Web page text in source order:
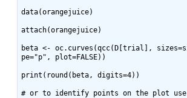
data(orangejuice)
attach(orangejuice)
beta <- oc.curves(qcc(D[trial],
pe="p", plot=FALSE))
print(round(beta, digits=4))
# or to identify points on the plot use